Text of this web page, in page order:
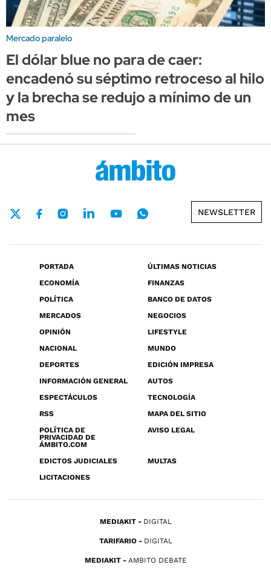
Mercado paralelo
El dólar blue no para de caer:
encadenó su séptimo retroceso al hilo
y la brecha se redujo a mínimo de un
mes
NEWSLETTER
PORTADA
ÚLTIMAS NOTICIAS
ECONOMÍA
FINANZAS
POLÍTICA
BANCO DE DATOS
MERCADOS
NEGOCIOS
OPINIÓN
LIFESTYLE
NACIONAL
MUNDO
DEPORTES
EDICIÓN IMPRESA
INFORMACIÓN GENERAL
AUTOS
ESPECTÁCULOS
TECNOLOGÍA
RSS
MAPA DEL SITIO
POLÍTICA DE
PRIVACIDAD DE
ÁMBITO.COM
AVISO LEGAL
EDICTOS JUDICIALES
MULTAS
LICITACIONES
MEDIAKIT DIGITAL
TARIFARIO DIGITAL
MEDIAKIT AMBITO DEBATE